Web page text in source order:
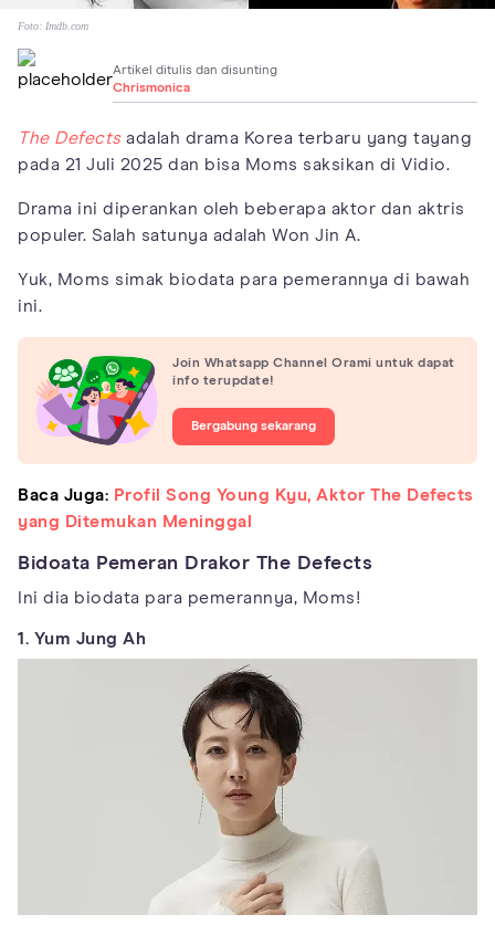
Foto: Imdb.com
Artikel ditulis dan disunting
Chrismonica
The Defectsadalah drama Korea terbaru yang tayang
pada 21 Juli 2025 dan bisa Moms saksikan di Vidio.
Drama ini diperankan oleh beberapa aktor dan aktris
populer. Salah satunya adalah Won Jin A.
Yuk, Moms simak biodata para pemerannya di bawah
ini.
Join Whatsapp Channel Orami untuk dapat
info terupdate!
Bergabung sekarang
Baca Juga: Profil Song Young Kyu, Aktor The Defects
yang Ditemukan Meninggal
Bidoata Pemeran Drakor The Defects
Ini dia biodata para pemerannya, Moms!
1. Yum Jung Ah